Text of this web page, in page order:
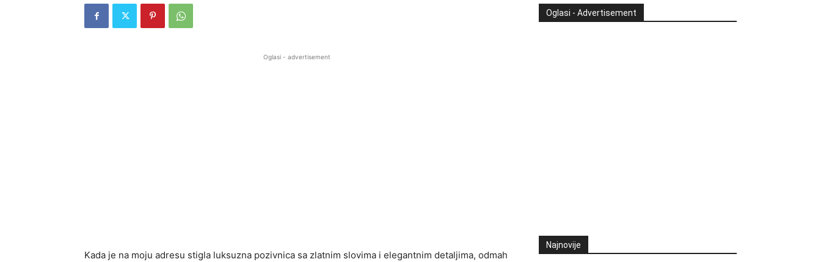
Oglasi - advertisement
Kada je na moju adresu stigla luksuzna pozivnica sa zlatnim slovima i elegantnim detaljima, odmah
Oglasi - Advertisement
Najnovije